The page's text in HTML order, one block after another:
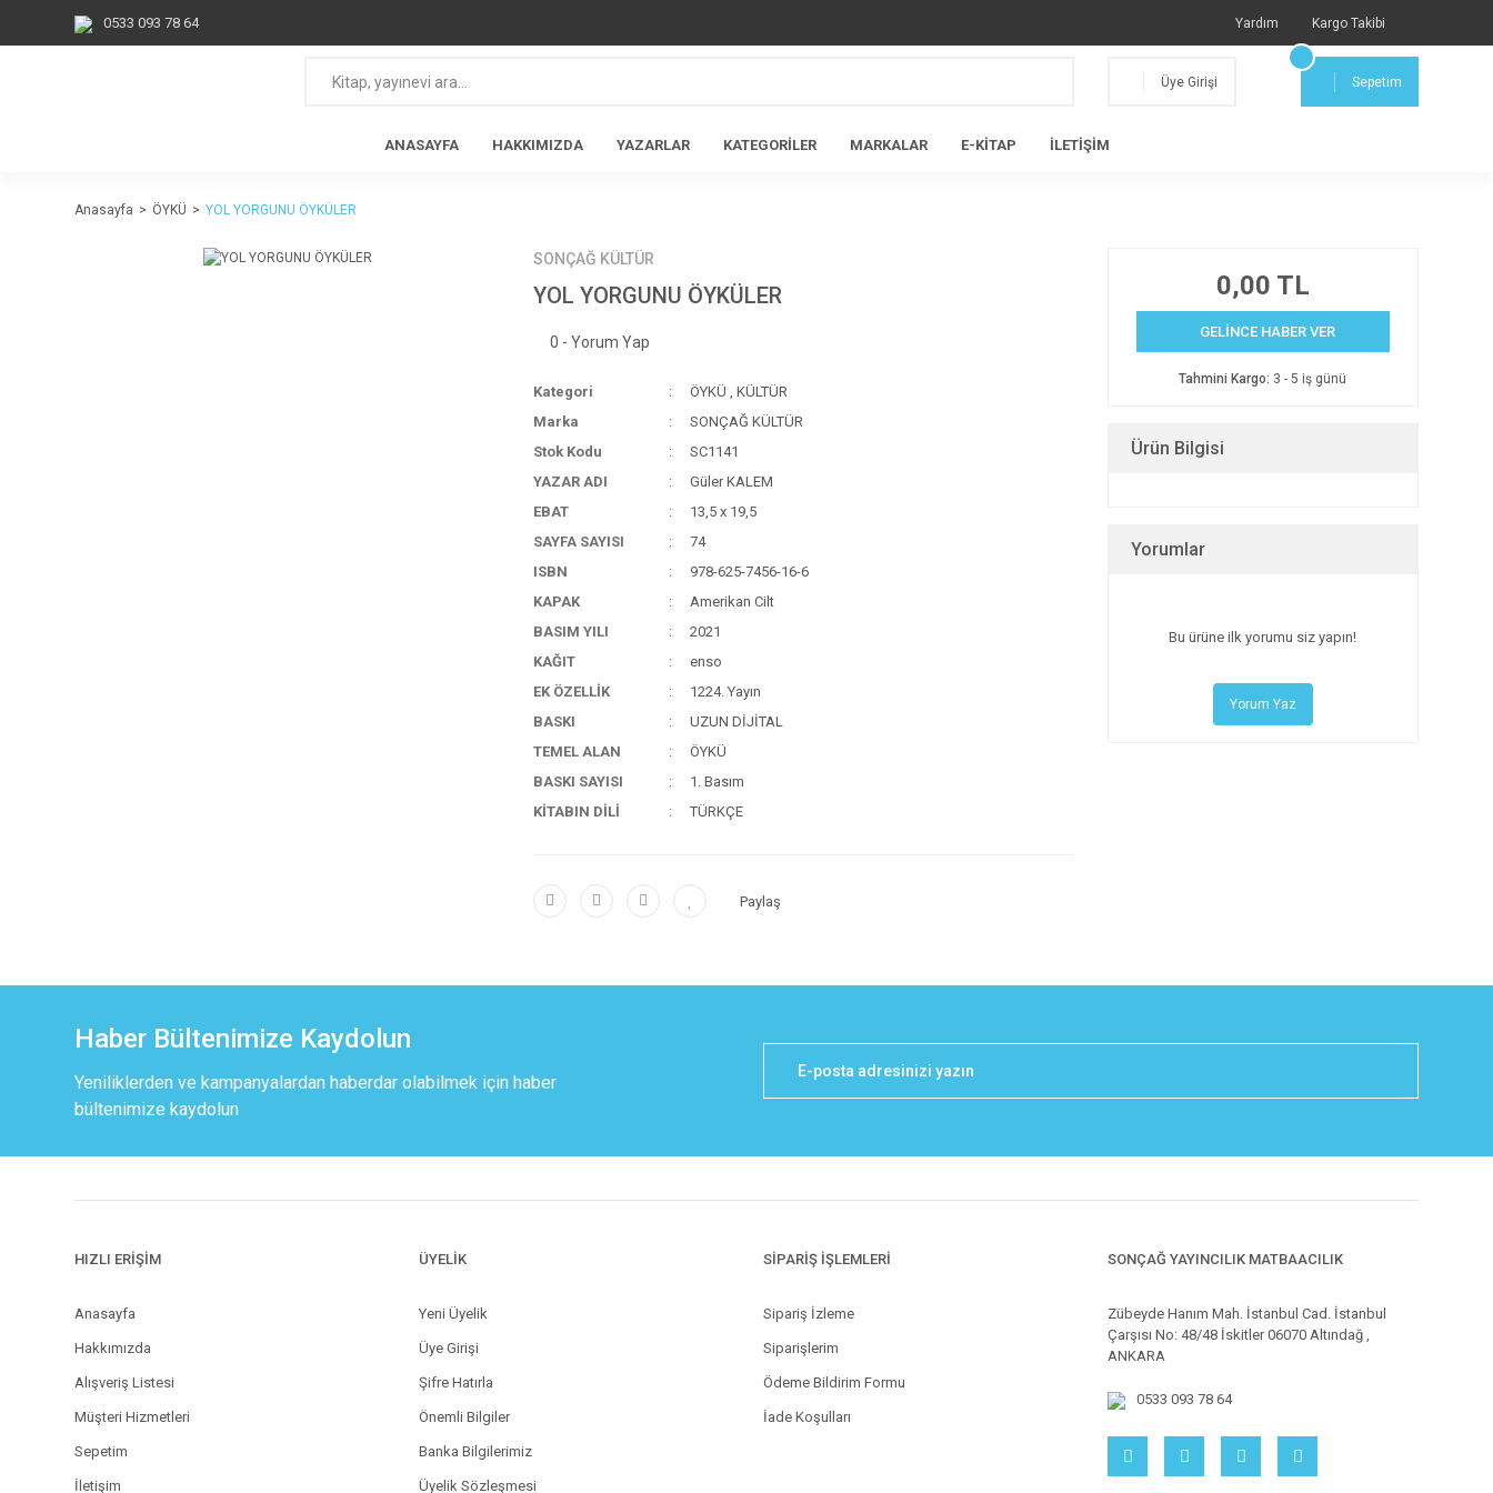
0533 093 78 64 Yardım Kargo Takibi
Üye Girişi Sepetim
ANASAYFA HAKKIMIZDA YAZARLAR KATEGORİLER MARKALAR E-KİTAP İLETİŞİM
Anasayfa ÖYKÜ YOL YORGUNU ÖYKÜLER
SONÇAĞ KÜLTÜR
YOL YORGUNU ÖYKÜLER
0 - Yorum Yap
Kategori ÖYKÜ , KÜLTÜR
Marka
SONÇAĞ KÜLTÜR
Stok Kodu
SC1141
YAZAR ADI
Güler KALEM
EBAT
13,5 x 19,5
SAYFA SAYISI
74
ISBN
978-625-7456-16-6
KAPAK
Amerikan Cilt
BASIM YILI
2021
KAĞIT
enso
EK ÖZELLİK
1224. Yayın
BASKI
UZUN DİJİTAL
TEMEL ALAN
ÖYKÜ
BASKI SAYISI
1. Basım
KİTABIN DİLİ
TÜRKÇE
Paylaş
0,00 TL
GELİNCE HABER VER
Tahmini Kargo: 3 - 5 iş günü
Ürün Bilgisi
Yorumlar
Bu ürüne ilk yorumu siz yapın!
Yorum Yaz
Haber Bültenimize Kaydolun
Yeniliklerden ve kampanyalardan haberdar olabilmek için haber
bültenimize kaydolun
HIZLI ERİŞİM
Anasayfa
Hakkımızda
Alışveriş Listesi
Müşteri Hizmetleri
Sepetim
İletişim
ÜYELİK
Yeni Üyelik
Üye Girişi
Şifre Hatırla
Önemli Bilgiler
Banka Bilgilerimiz
Üyelik Sözleşmesi
SİPARİŞ İŞLEMLERİ
Sipariş İzleme
Siparişlerim
Ödeme Bildirim Formu
İade Koşulları
SONÇAĞ YAYINCILIK MATBAACILIK
Zübeyde Hanım Mah. İstanbul Cad. İstanbul
Çarşısı No: 48/48 İskitler 06070 Altındağ ,
ANKARA
0533 093 78 64